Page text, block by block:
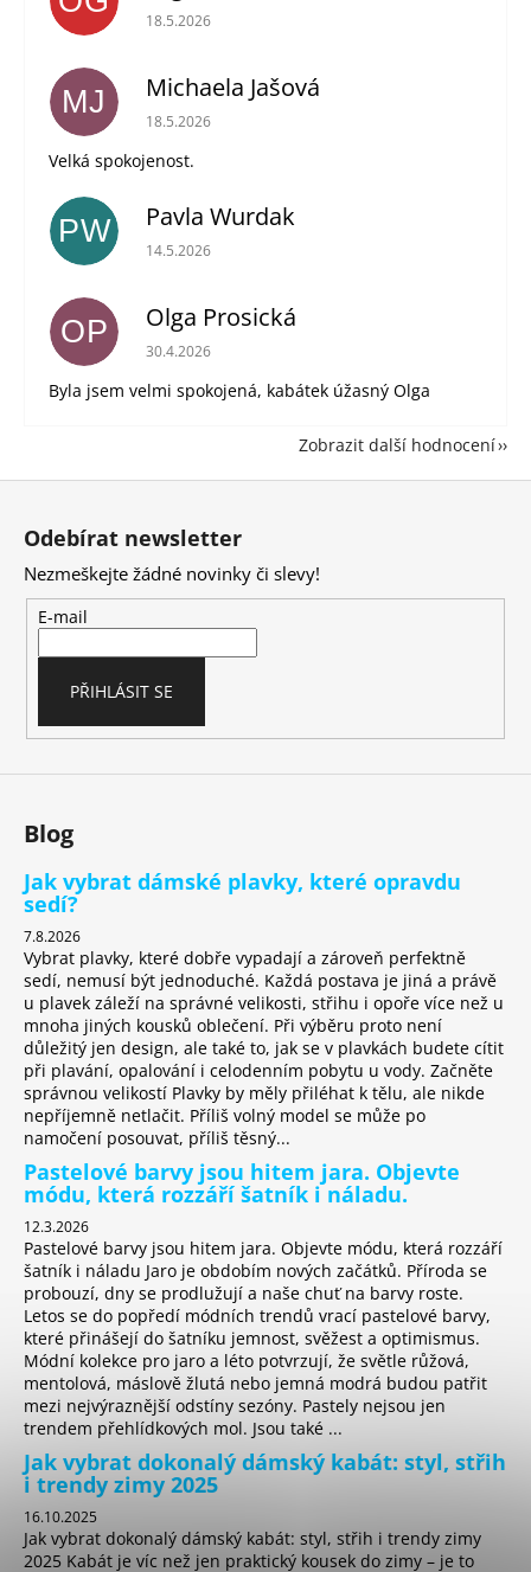
Hodnocení obchodu je 5 z 5 hvězdiček.
18.5.2026
MJ Michaela Jašová
Hodnocení obchodu je 5 z 5 hvězdiček.
18.5.2026
Velká spokojenost.
PW Pavla Wurdak
Hodnocení obchodu je 5 z 5 hvězdiček.
14.5.2026
OP Olga Prosická
Hodnocení obchodu je 5 z 5 hvězdiček.
30.4.2026
Byla jsem velmi spokojená, kabátek úžasný Olga
Zobrazit další hodnocení
Z
Odebírat newsletter
Nezmeškejte žádné novinky či slevy!
E-mail
PŘIHLÁSIT SE
Blog
Jak vybrat dámské plavky, které opravdu
sedí?
7.8.2026
Vybrat plavky, které dobře vypadají a zároveň perfektně
sedí, nemusí být jednoduché. Každá postava je jiná a právě
u plavek záleží na správné velikosti, střihu i opoře více než u
mnoha jiných kousků oblečení. Při výběru proto není
důležitý jen design, ale také to, jak se v plavkách budete cítit
při plavání, opalování i celodenním pobytu u vody. Začněte
správnou velikostí Plavky by měly přiléhat k tělu, ale nikde
nepříjemně netlačit. Příliš volný model se může po
namočení posouvat, příliš těsný...
Pastelové barvy jsou hitem jara. Objevte
módu, která rozzáří šatník i náladu.
12.3.2026
Pastelové barvy jsou hitem jara. Objevte módu, která rozzáří
šatník i náladu Jaro je obdobím nových začátků. Příroda se
probouzí, dny se prodlužují a naše chuť na barvy roste.
Letos se do popředí módních trendů vrací pastelové barvy,
které přinášejí do šatníku jemnost, svěžest a optimismus.
Módní kolekce pro jaro a léto potvrzují, že světle růžová,
mentolová, máslově žlutá nebo jemná modrá budou patřit
mezi nejvýraznější odstíny sezóny. Pastely nejsou jen
trendem přehlídkových mol. Jsou také ...
Jak vybrat dokonalý dámský kabát: styl, střih
i trendy zimy 2025
16.10.2025
Jak vybrat dokonalý dámský kabát: styl, střih i trendy zimy
2025 Kabát je víc než jen praktický kousek do zimy – je to